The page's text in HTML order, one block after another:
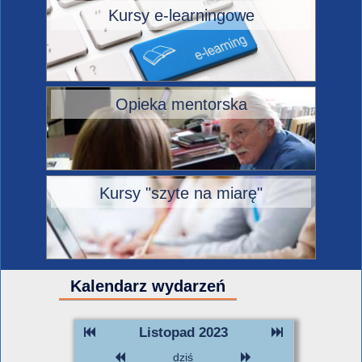
Kursy e-learningowe
Opieka mentorska
Kursy "szyte na miarę"
Kalendarz wydarzeń
Listopad 2023
dziś